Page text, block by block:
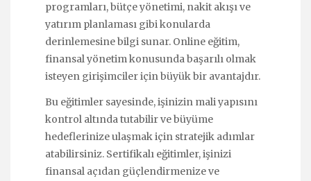
programları, bütçe yönetimi, nakit akışı ve
yatırım planlaması gibi konularda
derinlemesine bilgi sunar. Online eğitim,
finansal yönetim konusunda başarılı olmak
isteyen girişimciler için büyük bir avantajdır.
Bu eğitimler sayesinde, işinizin mali yapısını
kontrol altında tutabilir ve büyüme
hedeflerinize ulaşmak için stratejik adımlar
atabilirsiniz. Sertifikalı eğitimler, işinizi
finansal açıdan güçlendirmenize ve